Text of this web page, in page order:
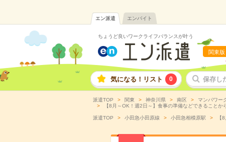
エン派遣 エンバイト
ちょうど良いワークライフバランスが叶う
関東版
気になる！リスト 0 保存し
派遣TOP 関東 神奈川県 南区
マンパワー
【8月～OK！週2日～】食事の準備などできること
派遣TOP 小田急小田原線 小田急相模原駅 【